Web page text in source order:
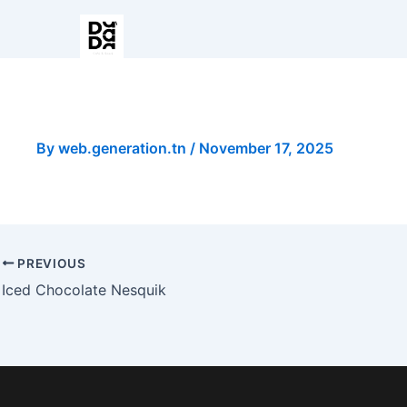
By web.generation.tn / November 17, 2025
PREVIOUS
Iced Chocolate Nesquik